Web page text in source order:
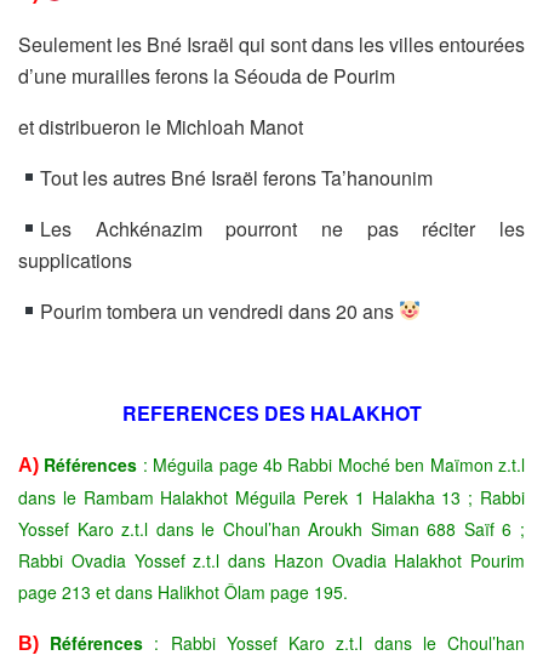
Seulement les Bné Israël qui sont dans les villes entourées
d’une murailles ferons la Séouda de Pourim
et distribueron le Michloah Manot
Tout les autres Bné Israël ferons Ta’hanounim
Les Achkénazim pourront ne pas réciter les
supplications
Pourim tombera un vendredi dans 20 ans
REFERENCES DES HALAKHOT
A) Références : Méguila page 4b Rabbi Moché ben Maïmon z.t.l
dans le Rambam Halakhot Méguila Perek 1 Halakha 13 ; Rabbi
Yossef Karo z.t.l dans le Choul’han Aroukh Siman 688 Saïf 6 ;
Rabbi Ovadia Yossef z.t.l dans Hazon Ovadia Halakhot Pourim
page 213 et dans Halikhot Ôlam page 195.
B) Références : Rabbi Yossef Karo z.t.l dans le Choul’han